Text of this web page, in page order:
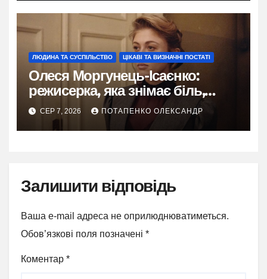
ЛЮДИНА ТА СУСПІЛЬСТВО ЦІКАВІ ТА ВИЗНАЧНІ ПОСТАТІ
Олеся Моргунець-Ісаєнко:
режисерка, яка знімає біль,
пам’ять і надію України
СЕР 7, 2026 ПОТАПЕНКО ОЛЕКСАНДР
Залишити відповідь
Ваша e-mail адреса не оприлюднюватиметься.
Обов’язкові поля позначені *
Коментар *